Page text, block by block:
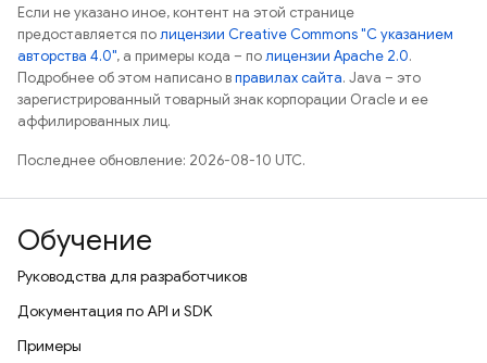
Если не указано иное, контент на этой странице
предоставляется полицензии Creative Commons "С указанием
авторства 4.0", а примеры кода – полицензии Apache 2.0.
Подробнее об этом написано вправилах сайта. Java – это
зарегистрированный товарный знак корпорации Oracle и ее
аффилированных лиц.
Последнее обновление: 2026-08-10 UTC.
Обучение
Руководства для разработчиков
Документация по API и SDK
Примеры